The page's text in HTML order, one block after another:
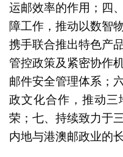
运邮效率的作用；四
障工作，推动以数智
携手联合推出特色产
管控政策及紧密协作
邮件安全管理体系；
政文化合作，推动三
荣；七、持续致力于
内地与港澳邮政业的